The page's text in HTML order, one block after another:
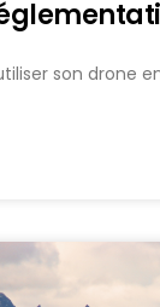
son drone